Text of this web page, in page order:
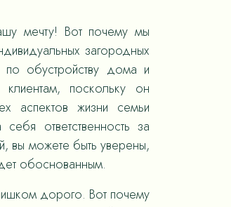
мечту! Вот почему мы
загородных
обустройству дома и
поскольку он
аспектов жизни семьи
ответственность за
вы можете быть уверены,
обоснованным.
дорого. Вот почему